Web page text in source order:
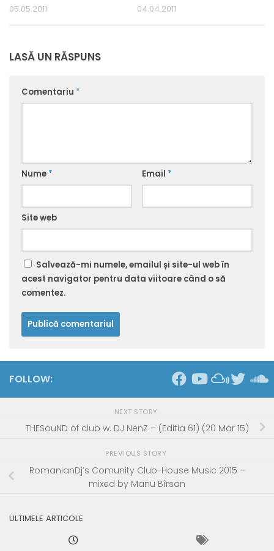
05.05.2011 04.04.2011
LASĂ UN RĂSPUNS
Comentariu *
Nume * Email *
Site web
Salvează-mi numele, emailul și site-ul web în
acest navigator pentru data viitoare când o să
comentez.
FOLLOW:
NEXT STORY
THESouND of club w. DJ NenZ – (Editia 61) (20 Mar 15)
PREVIOUS STORY
RomanianDj’s Comunity Club-House Music 2015 –
mixed by Manu Bîrsan
ULTIMELE ARTICOLE